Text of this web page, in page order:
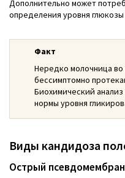
Дополнительно может
определения уровня глюкозы
Факт
Нередко молочница во
бессимптомно
Биохимический
нормы уровня
Виды кандидоза
Острый